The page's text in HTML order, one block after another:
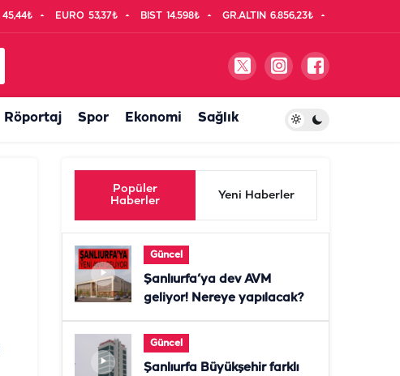
45,44₺ EURO 53,37₺ BIST 14.598₺ GR.ALTIN 6.856,23₺
Röportaj Spor Ekonomi Sağlık
Popüler
Haberler
Yeni Haberler
Güncel
Şanlıurfa’ya dev AVM
geliyor! Nereye yapılacak?
Güncel
Şanlıurfa Büyükşehir farklı